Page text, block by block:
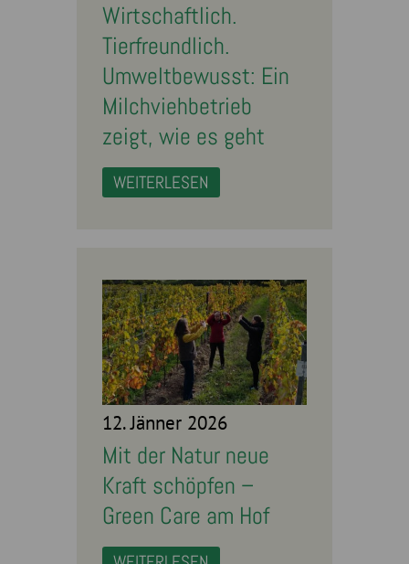
Wirtschaftlich.
Tierfreundlich.
Umweltbewusst: Ein
Milchviehbetrieb
zeigt, wie es geht
WEITERLESEN
12. Jänner 2026
Mit der Natur neue
Kraft schöpfen –
Green Care am Hof